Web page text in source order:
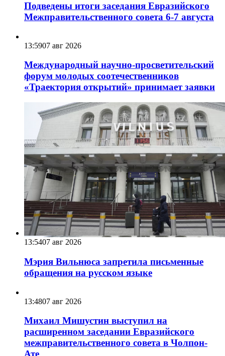
Подведены итоги заседания Евразийского
Межправительственного совета 6-7 августа
13:5907 авг 2026
Международный научно-просветительский
форум молодых соотечественников
«Траектория открытий» принимает заявки
13:5407 авг 2026
Мэрия Вильнюса запретила письменные
обращения на русском языке
13:4807 авг 2026
Михаил Мишустин выступил на
расширенном заседании Евразийского
межправительственного совета в Чолпон-